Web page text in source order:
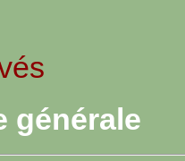
générale